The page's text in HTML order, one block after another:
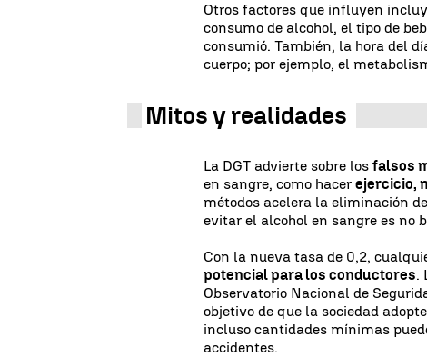
Otros factores que influyen
consumo de alcohol, el tipo de
consumió. También, la hora del
cuerpo; por ejemplo, el
Mitos y realidades
La DGT advierte sobre losfalsos
en sangre, como hacerejercicio,
métodos acelera la eliminación
evitar el alcohol en sangre es no
Con la nueva tasa de 0,2,
potencial para los conductores.
Observatorio Nacional de
objetivo de que la sociedad
incluso cantidades mínimas
accidentes.